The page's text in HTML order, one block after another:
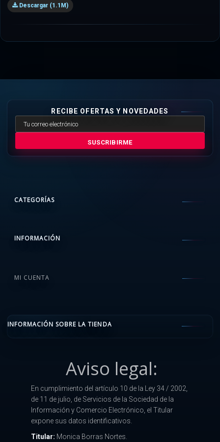
Descargar (1.1M)
RECIBE OFERTAS Y NOVEDADES
SUSCRIBIRME
CATEGORÍAS
INFORMACIÓN
MI CUENTA
INFORMACIÓN SOBRE LA TIENDA
Aviso legal:
En cumplimiento del artículo 10 de la Ley 34 / 2002,
de 11 de julio, de Servicios de la Sociedad de la
Información y Comercio Electrónico, el Titular
expone sus datos identificativos.
Titular: Monica Borras Nortes.